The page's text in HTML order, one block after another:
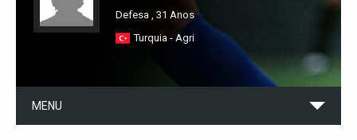
Defesa , 31 Anos
Turquia - Agri
MENU